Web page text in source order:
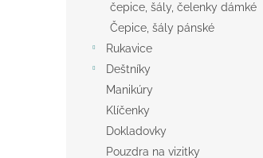
čepice, šály, čelenky dámké
Čepice, šály pánské
Rukavice
Deštníky
Manikúry
Klíčenky
Dokladovky
Pouzdra na vizitky